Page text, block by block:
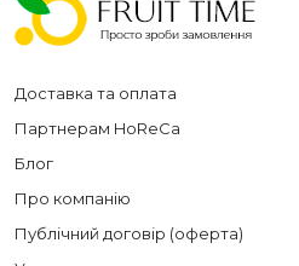
Доставка та оплата
Партнерам HoReCa
Блог
Про компанію
Публічний договір (оферта)